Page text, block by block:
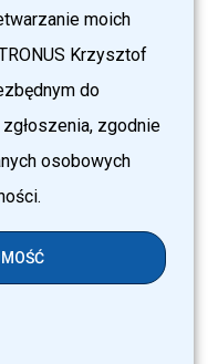
moich
Krzysztof
do
zgodnie
osobowych